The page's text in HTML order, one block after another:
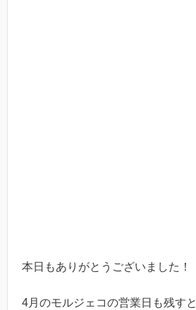
本日もありがとうございました！
4月のモルジェコの営業日も残す